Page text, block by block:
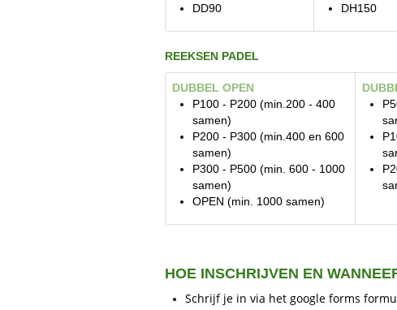
DD90
DH150
REEKSEN PADEL
DUBBEL OPEN
P100 - P200 (min.200 - 400
samen)
P200 - P300 (min.400 en 600
samen)
P300 - P500 (min. 600 - 1000
samen)
OPEN (min. 1000 samen)
HOE INSCHRIJVEN EN
Schrijf je in via het google forms